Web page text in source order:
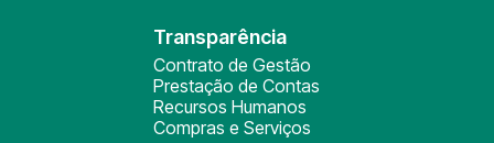
Transparência
Contrato de Gestão
Prestação de Contas
Recursos Humanos
Compras e Serviços